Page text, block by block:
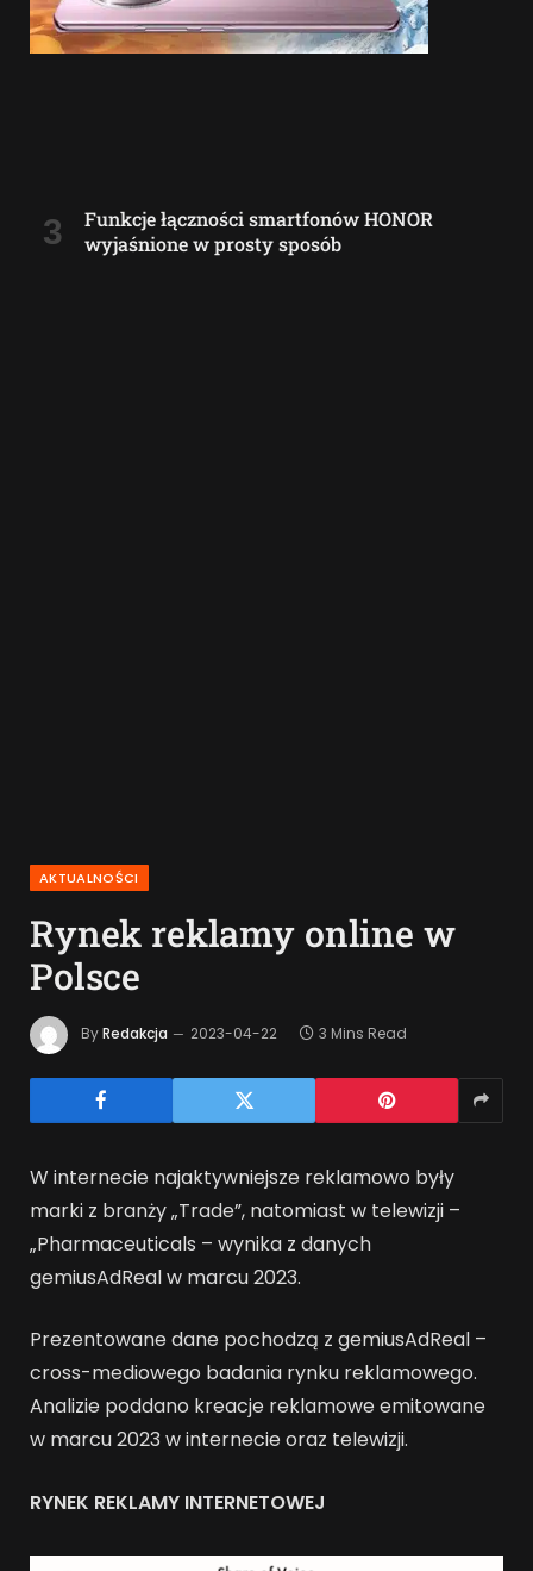
Funkcje łączności smartfonów HONOR
wyjaśnione w prosty sposób
AKTUALNOŚCI
Rynek reklamy online w
Polsce
ByRedakcja 2023-04-22 3 Mins Read
W internecie najaktywniejsze reklamowo były
marki z branży „Trade”, natomiast w telewizji –
„Pharmaceuticals – wynika z danych
gemiusAdReal w marcu 2023.
Prezentowane dane pochodzą z gemiusAdReal –
cross-mediowego badania rynku reklamowego.
Analizie poddano kreacje reklamowe emitowane
w marcu 2023 w internecie oraz telewizji.
RYNEK REKLAMY INTERNETOWEJ